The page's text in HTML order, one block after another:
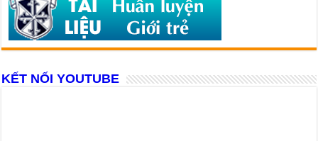
KẾT NỐI YOUTUBE